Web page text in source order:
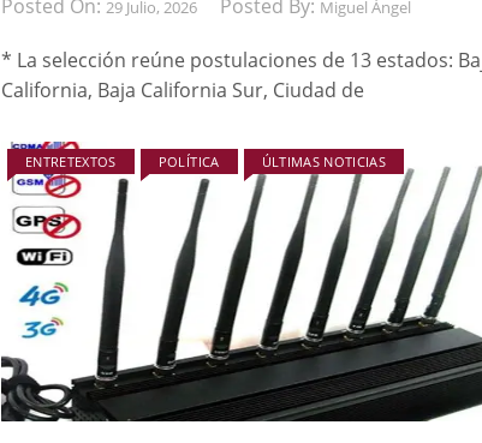
Posted On: 29 Julio, 2026 Posted By: Miguel Ángel
* La selección reúne postulaciones de 13 estados:
California, Baja California Sur, Ciudad de
ENTRETEXTOS POLÍTICA ÚLTIMAS NOTICIAS